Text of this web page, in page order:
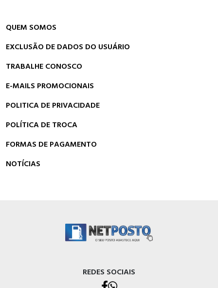
QUEM SOMOS
EXCLUSÃO DE DADOS DO USUÁRIO
TRABALHE CONOSCO
E-MAILS PROMOCIONAIS
POLITICA DE PRIVACIDADE
POLÍTICA DE TROCA
FORMAS DE PAGAMENTO
NOTÍCIAS
REDES SOCIAIS